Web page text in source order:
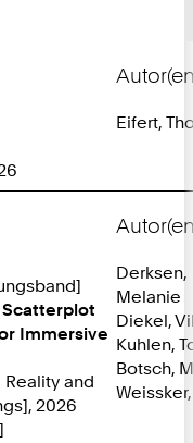
Eifert,
Scatterplot
Immersive
and
2026
]
Derksen,
Melanie
Diekel,
Kuhlen,
Botsch,